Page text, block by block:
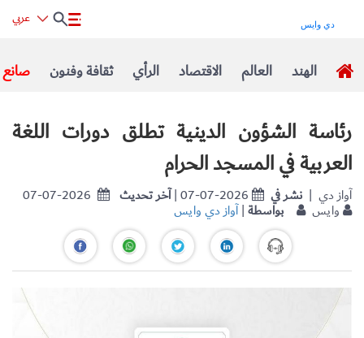
صانع ثقافة وفنون الرأي الاقتصاد العالم الهند
رئاسة الشؤون الدينية تطلق دورات اللغة
العربية في المسجد الحرام
07-07-2026 آخر تحديث| 07-07-2026 نشر في | آواز دي
وايس بواسطة|آواز دي وايس